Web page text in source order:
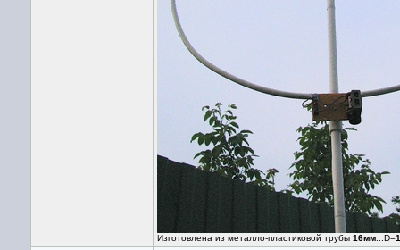
Изготовлена из металло-пластиковой трубы 16мм ...D=